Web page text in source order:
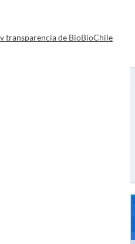
transparencia de BioBioChile